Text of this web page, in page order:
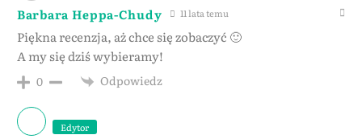
Barbara Heppa-Chudy 11 lata temu
Piękna recenzja, aż chce się zobaczyć 🙂
A my się dziś wybieramy!
0 Odpowiedz
Edytor